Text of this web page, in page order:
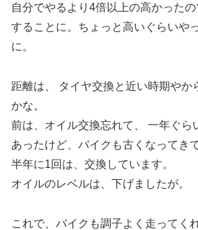
自分でやるより4倍以上の高かった
することに。ちょっと高いぐらいや
に。
距離は、 タイヤ交換と近い時期やか
かな。
前は、オイル交換忘れて、 一年ぐら
あったけど、バイクも古くなってき
半年に1回は、交換しています。
オイルのレベルは、下げましたが。
これで、バイクも調子よく走ってく